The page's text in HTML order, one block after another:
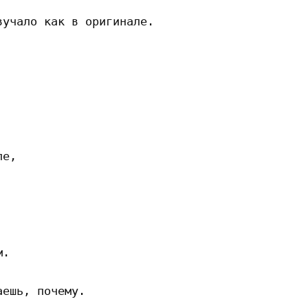
как в оригинале.
почему.